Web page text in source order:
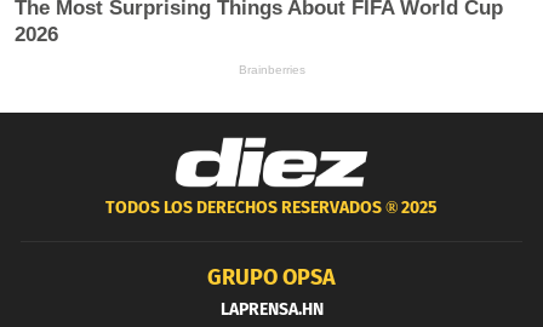
TODOS LOS DERECHOS RESERVADOS ®2025
GRUPO OPSA
LAPRENSA.HN